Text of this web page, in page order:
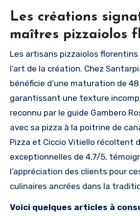
Les créations
maîtres pizzaiolos
Les artisans pizzaiolos
l’art de la création. Chez
bénéficie d’une maturation de
garantissant une texture
reconnu par le guide Gambero
avec sa pizza à la poitrine de
Pizza et Ciccio Vitiello récoltent
exceptionnelles de 4,7/5,
l’appréciation des clients pour
culinaires ancrées dans la
Voici quelques articles à